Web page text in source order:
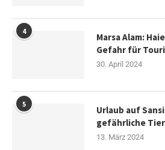
4
Marsa Alam:
Gefahr für
30. April 2024
5
Urlaub auf
gefährliche
13. März 2024